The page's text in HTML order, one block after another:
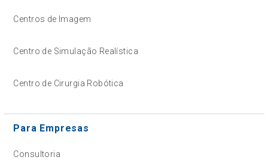
Centros de Imagem
Centro de Simulação Realística
Centro de Cirurgia Robótica
Para Empresas
Consultoria